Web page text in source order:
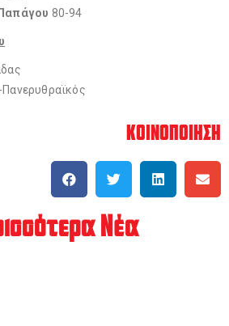
Παπάγου 80-94
ΚΟΙΝΟΠΟΙΗΣΗ
Νέα